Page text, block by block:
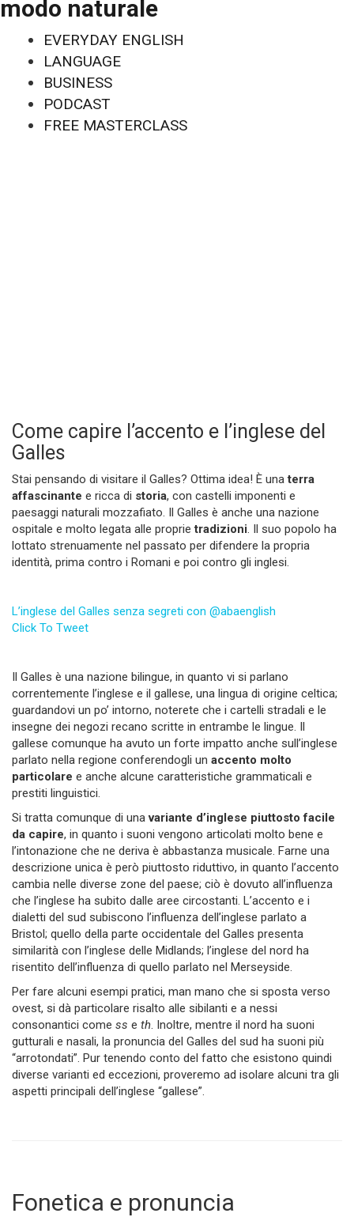
modo naturale
EVERYDAY ENGLISH
LANGUAGE
BUSINESS
PODCAST
FREE MASTERCLASS
Come capire l’accento e l’inglese del
Galles
Stai pensando di visitare il Galles? Ottima idea! È unaterra
affascinante e ricca di storia, con castelli imponenti e
paesaggi naturali mozzafiato. Il Galles è anche una nazione
ospitale e molto legata alle proprietradizioni. Il suo popolo ha
lottato strenuamente nel passato per difendere la propria
identità, prima contro i Romani e poi contro gli inglesi.
L’inglese del Galles senza segreti con @abaenglish
Click To Tweet
Il Galles è una nazione bilingue, in quanto vi si parlano
correntemente l’inglese e il gallese, una lingua di origine celtica;
guardandovi un po’ intorno, noterete che i cartelli stradali e le
insegne dei negozi recano scritte in entrambe le lingue. Il
gallese comunque ha avuto un forte impatto anche sull’inglese
parlato nella regione conferendogli un accento molto
particolare e anche alcune caratteristiche grammaticali e
prestiti linguistici.
Si tratta comunque di unavariante d’inglese piuttosto facile
da capire, in quanto i suoni vengono articolati molto bene e
l’intonazione che ne deriva è abbastanza musicale. Farne una
descrizione unica è però piuttosto riduttivo, in quanto l’accento
cambia nelle diverse zone del paese; ciò è dovuto all’influenza
che l’inglese ha subito dalle aree circostanti. L’accento e i
dialetti del sud subiscono l’influenza dell’inglese parlato a
Bristol; quello della parte occidentale del Galles presenta
similarità con l’inglese delle Midlands; l’inglese del nord ha
risentito dell’influenza di quello parlato nel Merseyside.
Per fare alcuni esempi pratici, man mano che si sposta verso
ovest, si dà particolare risalto alle sibilanti e a nessi
consonantici come ss e th. Inoltre, mentre il nord ha suoni
gutturali e nasali, la pronuncia del Galles del sud ha suoni più
“arrotondati”. Pur tenendo conto del fatto che esistono quindi
diverse varianti ed eccezioni, proveremo ad isolare alcuni tra gli
aspetti principali dell’inglese “gallese”.
Fonetica e pronuncia